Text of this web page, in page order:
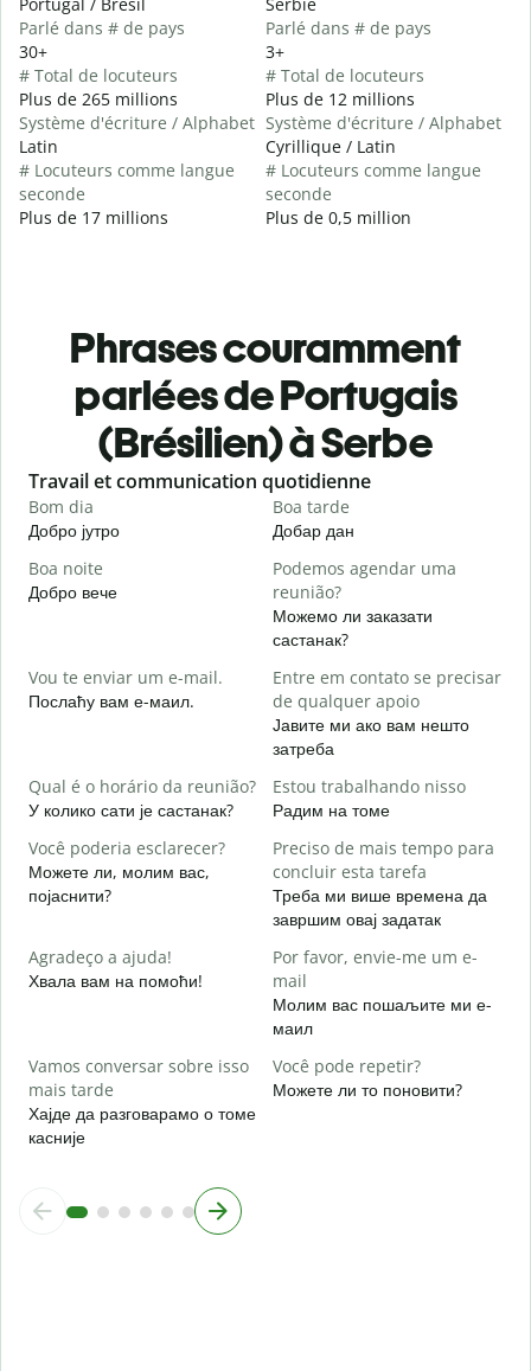
Parlé dans # de pays
30+
# Total de locuteurs
Plus de 265 millions
Système d'écriture / Alphabet
Latin
# Locuteurs comme langue
seconde
Plus de 17 millions
Parlé dans # de pays
3+
# Total de locuteurs
Plus de 12 millions
Système d'écriture / Alphabet
Cyrillique / Latin
# Locuteurs comme langue
seconde
Plus de 0,5 million
Phrases couramment
parlées de Portugais
(Brésilien) à Serbe
Slide 1 of 6
Travail et communication quotidienne
Bom dia
Добро јутро
Boa tarde
Добар дан
Boa noite
Добро вече
Podemos agendar uma
reunião?
Можемо ли заказати
састанак?
Vou te enviar um e-mail.
Послаћу вам е-маил.
Entre em contato se precisar
de qualquer apoio
Јавите ми ако вам нешто
затреба
Qual é o horário da reunião?
У колико сати је састанак?
Estou trabalhando nisso
Радим на томе
Você poderia esclarecer?
Можете ли, молим вас,
појаснити?
Preciso de mais tempo para
concluir esta tarefa
Треба ми више времена да
завршим овај задатак
Agradeço a ajuda!
Хвала вам на помоћи!
Por favor, envie-me um e-
mail
Молим вас пошаљите ми е-
маил
Vamos conversar sobre isso
mais tarde
Хајде да разговарамо о томе
касније
Você pode repetir?
Можете ли то поновити?